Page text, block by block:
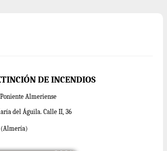
DE INCENDIOS
Almeriense
del Águila. Calle II, 36
(Almería)